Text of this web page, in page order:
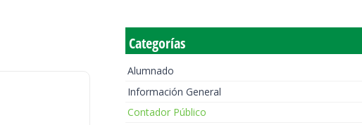
Categorías
Alumnado
Información General
Contador Público